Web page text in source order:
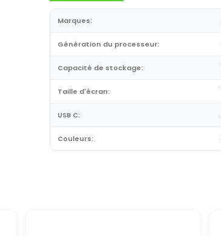
Marques:
Génération du processeur:
Capacité de stockage:
Taille d'écran:
USB C:
Couleurs: